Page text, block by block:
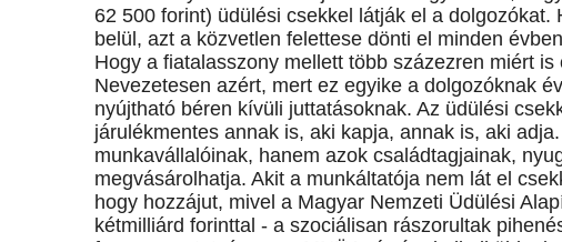
62 500 forint) üdülési csekkel látják el a
belül, azt a közvetlen felettese dönti el minden
Hogy a fiatalasszony mellett több százezren miért
Nevezetesen azért, mert ez egyike a dolgozóknak
nyújtható béren kívüli juttatásoknak. Az üdülési
járulékmentes annak is, aki kapja, annak is, aki
munkavállalóinak, hanem azok családtagjainak,
megvásárolhatja. Akit a munkáltatója nem lát el
hogy hozzájut, mivel a Magyar Nemzeti Üdülési
kétmilliárd forinttal - a szociálisan rászorultak